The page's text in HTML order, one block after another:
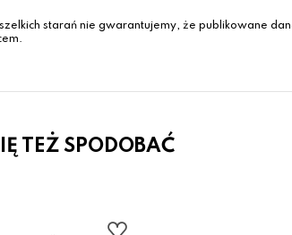
starań nie gwarantujemy, że publikowane
TEŻ SPODOBAĆ